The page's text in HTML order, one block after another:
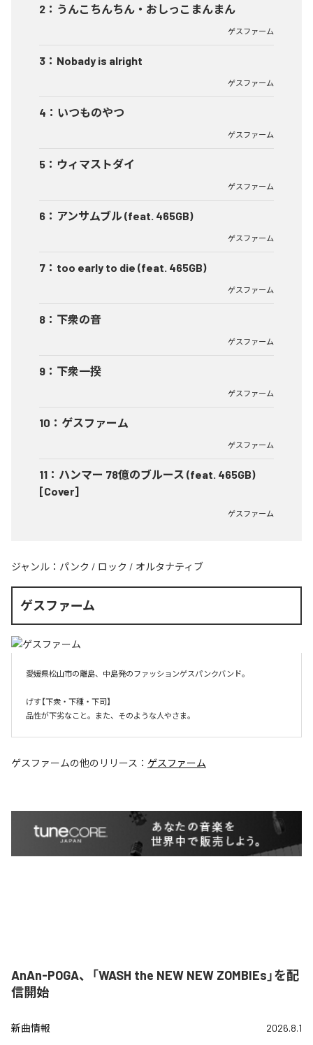
2 ： うんこちんちん・おしっこまんまん
ゲスファーム
3 ： Nobady is alright
ゲスファーム
4 ： いつものやつ
ゲスファーム
5 ： ウィマストダイ
ゲスファーム
6 ： アンサムブル (feat. 465GB)
ゲスファーム
7 ： too early to die (feat. 465GB)
ゲスファーム
8 ： 下衆の音
ゲスファーム
9 ： 下衆一揆
ゲスファーム
10 ： ゲスファーム
ゲスファーム
11 ： ハンマー 78億のブルース (feat. 465GB)
[Cover]
ゲスファーム
ジャンル： パンク / ロック / オルタナティブ
ゲスファーム
愛媛県松山市の離島、中島発のファッションゲスパンクバンド。
げす【下衆・下種・下司】
品性が下劣なこと。また、そのような人やさま。
ゲスファームの他のリリース： ゲスファーム
AnAn-POGA、「WASH the NEW NEW ZOMBIEs」を配
信開始
新曲情報 2026.8.1